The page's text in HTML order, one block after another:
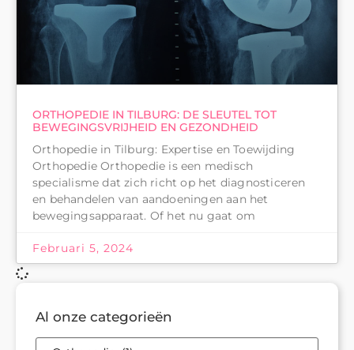
ORTHOPEDIE IN TILBURG: DE SLEUTEL TOT
BEWEGINGSVRIJHEID EN GEZONDHEID
Orthopedie in Tilburg: Expertise en Toewijding
Orthopedie Orthopedie is een medisch
specialisme dat zich richt op het diagnosticeren
en behandelen van aandoeningen aan het
bewegingsapparaat. Of het nu gaat om
Februari 5, 2024
Al onze categorieën